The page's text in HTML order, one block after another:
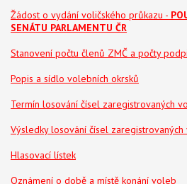
Žádost o vydání voličského průkazu -
SENÁTU PARLAMENTU ČR
Stanovení počtu členů ZMČ a počty
Popis a sídlo volebních okrsků
Termín losování čísel zaregistrovaných
Výsledky losování čísel zaregistrovaných
Hlasovací lístek
Oznámení o době a místě konání voleb